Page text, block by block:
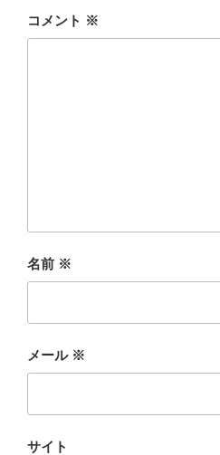
コメント ※
名前 ※
メール ※
サイト